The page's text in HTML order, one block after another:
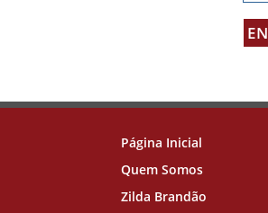
Página Inicial
Quem Somos
Zilda Brandão